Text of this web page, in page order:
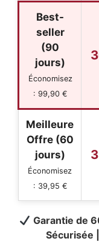
Best-
seller
(90
jours)
Économisez
: 99,90 €
Meilleure
Offre (60
jours)
Économisez
: 39,95 €
Garantie de
Sécurisée |